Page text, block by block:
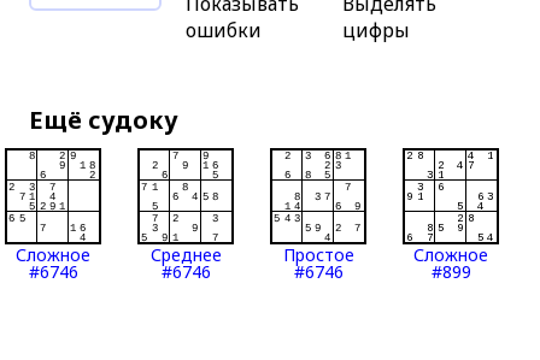
ошибки
цифры
Ещё судоку
Сложное
#6746
Среднее
#6746
Простое
#6746
Сложное
#899